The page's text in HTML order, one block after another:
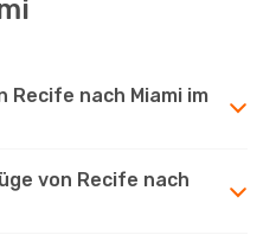
Recife nach Miami im
von Recife nach